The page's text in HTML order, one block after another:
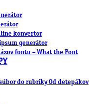
konvertor
generátor
fontu – What the Font
do rubriky Od detepákov